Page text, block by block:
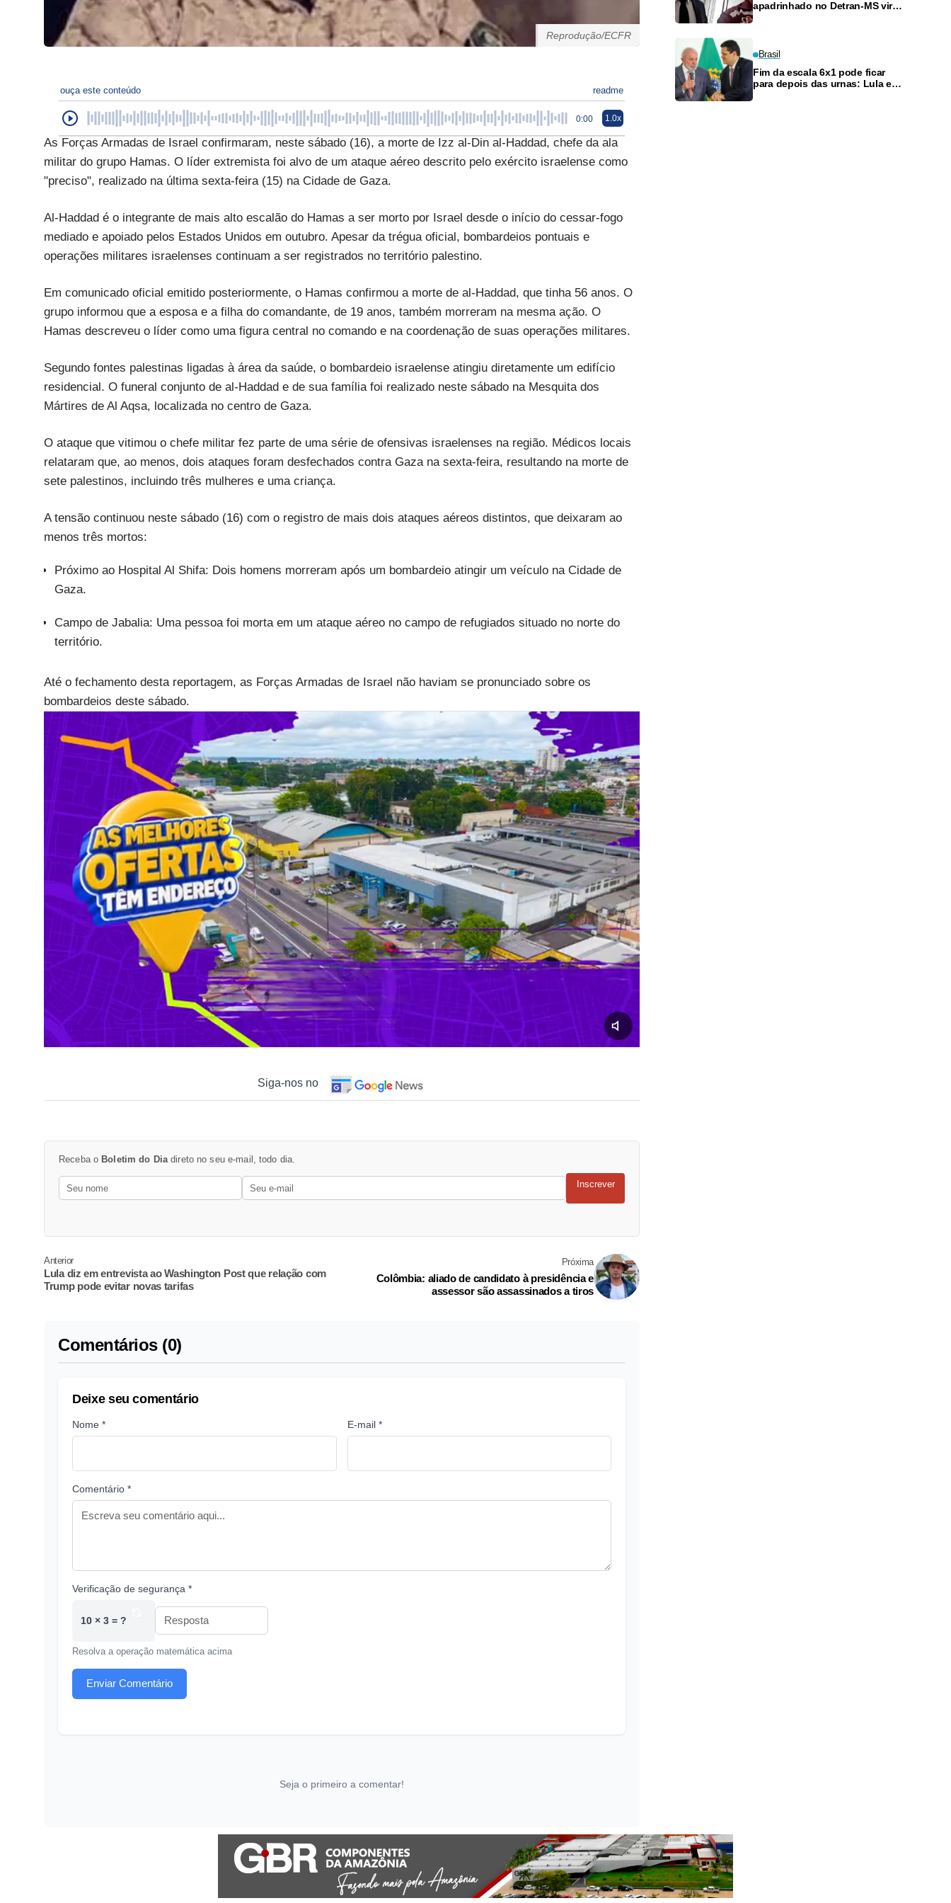
Reprodução/ECFR
ouça este conteúdo readme
0:00 1.0x
As Forças Armadas de Israel confirmaram, neste sábado (16), a morte de Izz al-Din al-Haddad, chefe da ala
militar do grupo Hamas. O líder extremista foi alvo de um ataque aéreo descrito pelo exército israelense como
"preciso", realizado na última sexta-feira (15) na Cidade de Gaza.
Al-Haddad é o integrante de mais alto escalão do Hamas a ser morto por Israel desde o início do cessar-fogo
mediado e apoiado pelos Estados Unidos em outubro. Apesar da trégua oficial, bombardeios pontuais e
operações militares israelenses continuam a ser registrados no território palestino.
Em comunicado oficial emitido posteriormente, o Hamas confirmou a morte de al-Haddad, que tinha 56 anos. O
grupo informou que a esposa e a filha do comandante, de 19 anos, também morreram na mesma ação. O
Hamas descreveu o líder como uma figura central no comando e na coordenação de suas operações militares.
Segundo fontes palestinas ligadas à área da saúde, o bombardeio israelense atingiu diretamente um edifício
residencial. O funeral conjunto de al-Haddad e de sua família foi realizado neste sábado na Mesquita dos
Mártires de Al Aqsa, localizada no centro de Gaza.
O ataque que vitimou o chefe militar fez parte de uma série de ofensivas israelenses na região. Médicos locais
relataram que, ao menos, dois ataques foram desfechados contra Gaza na sexta-feira, resultando na morte de
sete palestinos, incluindo três mulheres e uma criança.
A tensão continuou neste sábado (16) com o registro de mais dois ataques aéreos distintos, que deixaram ao
menos três mortos:
Próximo ao Hospital Al Shifa: Dois homens morreram após um bombardeio atingir um veículo na Cidade de
Gaza.
Campo de Jabalia: Uma pessoa foi morta em um ataque aéreo no campo de refugiados situado no norte do
território.
Até o fechamento desta reportagem, as Forças Armadas de Israel não haviam se pronunciado sobre os
bombardeios deste sábado.
Siga-nos no
Receba o Boletim do Diadireto no seu e-mail, todo dia.
Inscrever
Anterior
Lula diz em entrevista ao Washington Post que relação com
Trump pode evitar novas tarifas
Próxima
Colômbia: aliado de candidato à presidência e
assessor são assassinados a tiros
Comentários (0)
Deixe seu comentário
Nome * E-mail *
Comentário *
Verificação de segurança *
10 × 3 = ?
Resolva a operação matemática acima
Enviar Comentário
Seja o primeiro a comentar!
apadrinhado no Detran-MS vira
Brasil
Fim da escala 6x1 pode ficar
para depois das urnas: Lula e